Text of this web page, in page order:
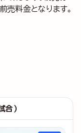
売料金となります。
）